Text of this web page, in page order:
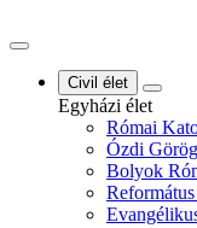
Civil élet
Egyházi élet
Római
Ózdi
Bolyok